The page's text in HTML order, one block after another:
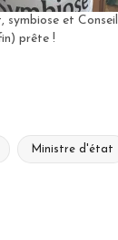
et Conseil
prête !
Ministre d'état